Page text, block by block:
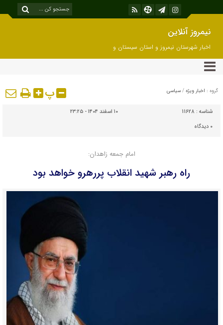
نیمروز آنلاین
اخبار شهرستان نیمروز و استان سیستان و
بلوچستان
گروه : اخبار ویژه / سیاسی پ
شناسه : 11628
۱۰ اسفند ۱۴۰۴ - ۲۳:۲۵
۰ دیدگاه
امام جمعه زاهدان:
راه رهبر شهید انقلاب پررهرو خواهد بود